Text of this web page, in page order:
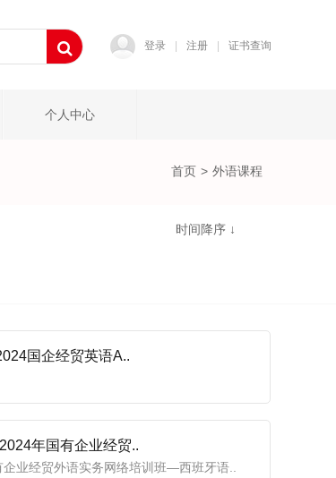
登录 注册 证书查询
个人中心
首页 > 外语课程
时间降序 ↓
国企经贸英语A..
年国有企业经贸..
业经贸外语实务网络培训班—西班牙语..